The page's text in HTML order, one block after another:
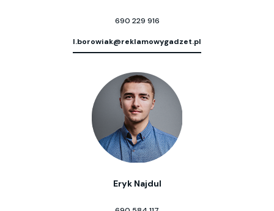
690 229 916
l.borowiak@reklamowygadzet.pl
Eryk Najdul